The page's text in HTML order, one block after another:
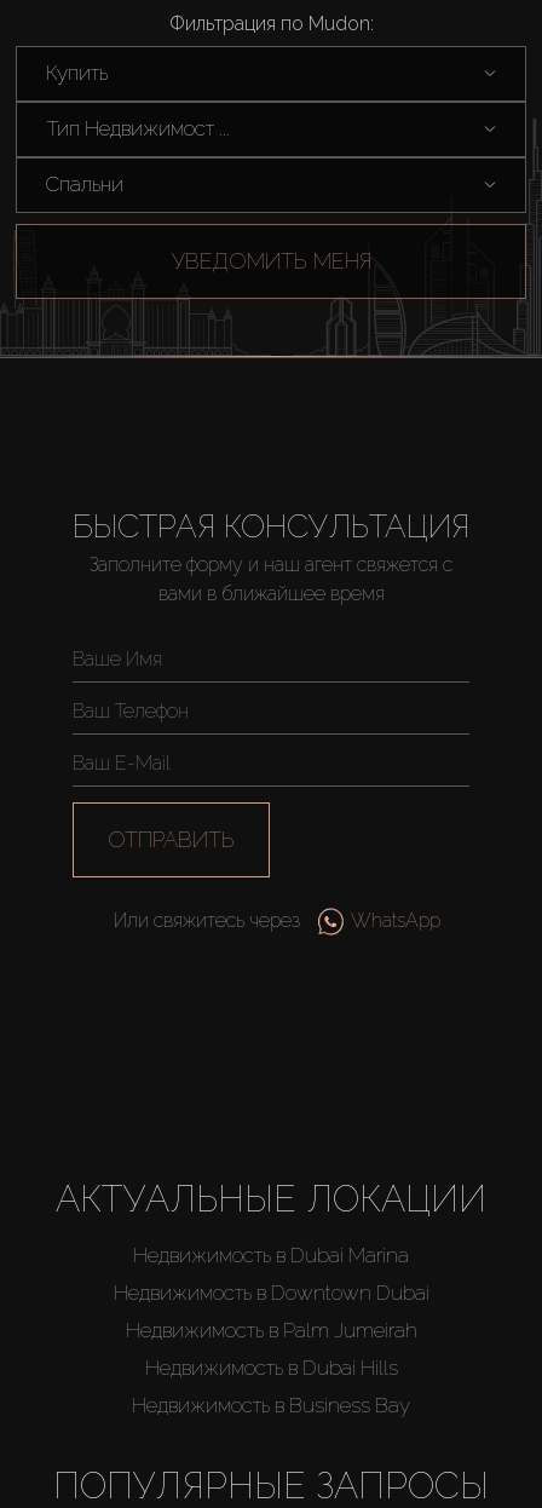
Каталоги
Агенты
Фильтрация по Mudon:
Купить
Тип Недвижимост ...
Спальни
УВЕДОМИТЬ МЕНЯ
БЫСТРАЯ КОНСУЛЬТАЦИЯ
Заполните форму и наш агент свяжется с
вами в ближайшее время
ОТПРАВИТЬ
Или свяжитесь через WhatsApp
АКТУАЛЬНЫЕ ЛОКАЦИИ
Недвижимость в Dubai Marina
Недвижимость в Downtown Dubai
Недвижимость в Palm Jumeirah
Недвижимость в Dubai Hills
Недвижимость в Business Bay
ПОПУЛЯРНЫЕ ЗАПРОСЫ